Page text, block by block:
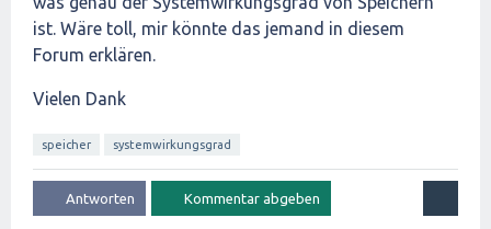
ist. Wäre toll, mir könnte das jemand in diesem
Forum erklären.
Vielen Dank
speicher systemwirkungsgrad